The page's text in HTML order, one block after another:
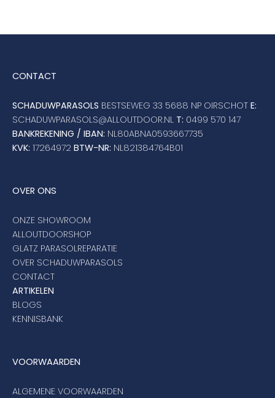
CONTACT
SCHADUWPARASOLS BESTSEWEG 33 5688 NP OIRSCHOT E:
SCHADUWPARASOLS@ALLOUTDOOR.NL T: 0499 570 147
BANKREKENING / IBAN: NL80ABNA0593667735
KVK: 17264972 BTW-NR: NL821384764B01
OVER ONS
ONZE SHOWROOM
ALLOUTDOORSHOP
GLATZ PARASOLREPARATIE
OVER SCHADUWPARASOLS
CONTACT
ARTIKELEN
BLOGS
KENNISBANK
VOORWAARDEN
ALGEMENE VOORWAARDEN